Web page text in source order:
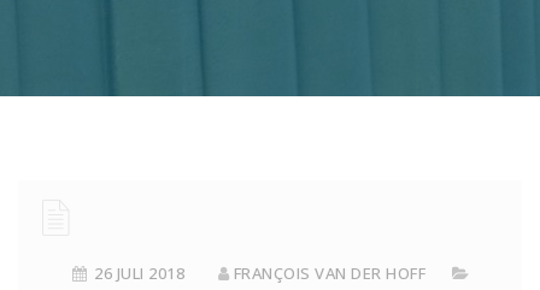
26 JULI 2018
FRANÇOIS VAN DER HOFF